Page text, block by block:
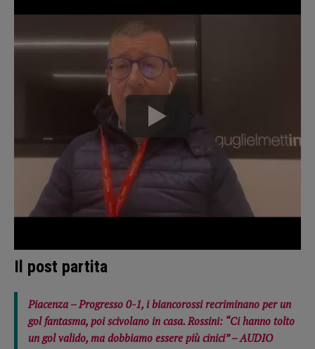
Il post partita
Piacenza – Progresso 0-1, i biancorossi recriminano per un
gol fantasma, poi scivolano in casa. Rossini: “Ci hanno tolto
un gol valido, ma dobbiamo essere più cinici” – AUDIO